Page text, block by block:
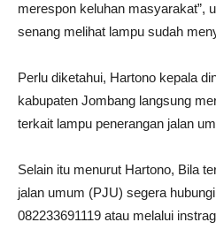
merespon keluhan masyarakat”,
senang melihat lampu sudah
Perlu diketahui, Hartono kepala
kabupaten Jombang langsung
terkait lampu penerangan jalan
Selain itu menurut Hartono, Bila
jalan umum (PJU) segera
082233691119 atau melalui